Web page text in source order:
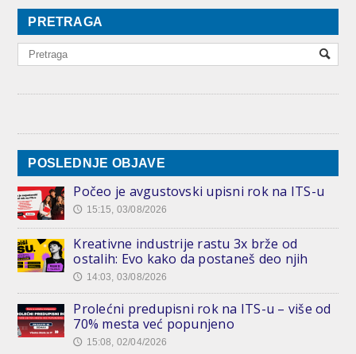
PRETRAGA
POSLEDNJE OBJAVE
Počeo je avgustovski upisni rok na ITS-u
🕔 15:15, 03/08/2026
Kreativne industrije rastu 3x brže od
ostalih: Evo kako da postaneš deo njih
🕔 14:03, 03/08/2026
Prolećni predupisni rok na ITS-u – više od
70% mesta već popunjeno
🕔 15:08, 02/04/2026